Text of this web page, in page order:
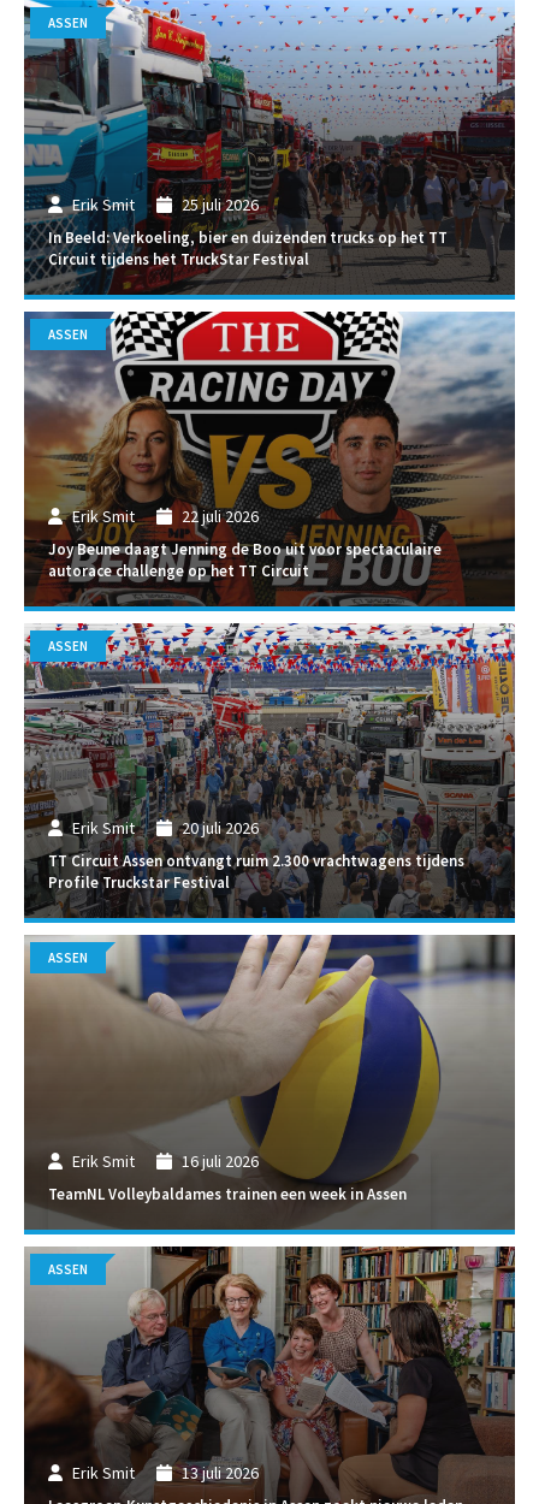
Erik Smit 25 juli 2026
In Beeld: Verkoeling, bier en duizenden trucks op het TT
Circuit tijdens het TruckStar Festival
ASSEN
Erik Smit 22 juli 2026
Joy Beune daagt Jenning de Boo uit voor spectaculaire
autorace challenge op het TT Circuit
ASSEN
Erik Smit 20 juli 2026
TT Circuit Assen ontvangt ruim 2.300 vrachtwagens tijdens
Profile Truckstar Festival
ASSEN
Erik Smit 16 juli 2026
TeamNL Volleybaldames trainen een week in Assen
ASSEN
Erik Smit 13 juli 2026
ASSEN